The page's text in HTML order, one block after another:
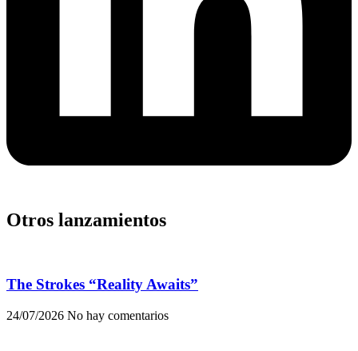
Otros lanzamientos
The Strokes “Reality Awaits”
24/07/2026 No hay comentarios